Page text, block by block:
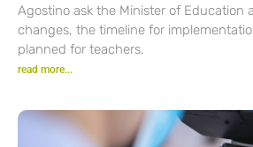
Agostino ask the Minister of Education
changes, the timeline for
planned for teachers.
read more...